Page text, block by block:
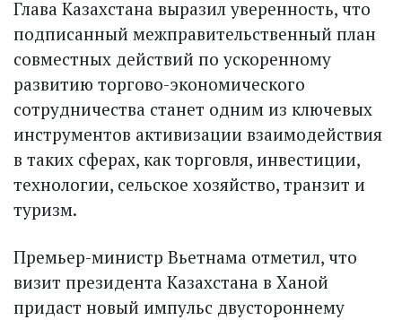
Глава Казахстана выразил уверенность, что
подписанный межправительственный план
совместных действий по ускоренному
развитию торгово-экономического
сотрудничества станет одним из ключевых
инструментов активизации взаимодействия
в таких сферах, как торговля, инвес­тиции,
технологии, сельское хозяйство, транзит и
туризм.
Премьер-министр Вьетнама отметил, что
визит президента Казахстана в Ханой
придаст новый импульс двустороннему